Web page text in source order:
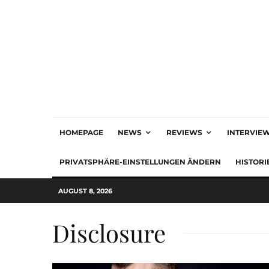
HOMEPAGE NEWS REVIEWS
PRIVATSPHÄRE-EINSTELLUNGEN ÄNDERN
AUGUST 8, 2026
Disclosure